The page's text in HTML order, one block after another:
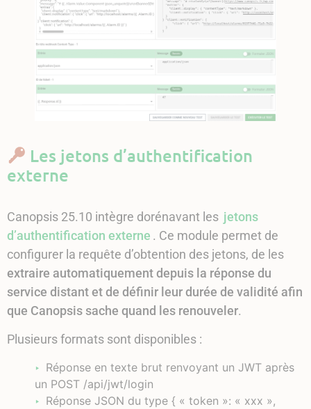
Les jetons d’authentification
externe
Canopsis 25.10 intègre dorénavant les jetons
d’authentification externe . Ce module permet de
configurer la requête d’obtention des jetons, de les
extraire automatiquement depuis la réponse du
service distant et de définir leur durée de validité afin
que Canopsis sache quand les renouveler.
Plusieurs formats sont disponibles :
Réponse en texte brut renvoyant un JWT après
un POST /api/jwt/login
Réponse JSON du type { « token »: « xxx »,